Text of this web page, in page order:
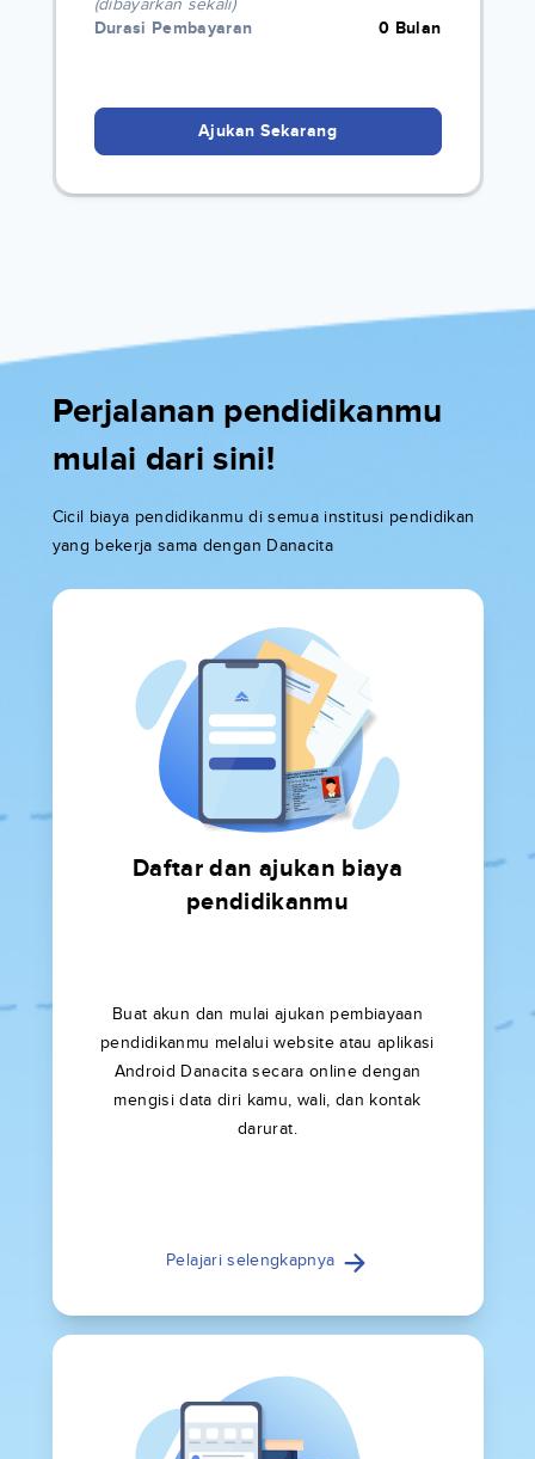
(dibayarkan sekali)
Durasi Pembayaran
0 Bulan
Ajukan Sekarang
Perjalanan pendidikanmu
mulai dari sini!
Cicil biaya pendidikanmu di semua institusi pendidikan
yang bekerja sama dengan Danacita
Daftar dan ajukan biaya
pendidikanmu
Buat akun dan mulai ajukan pembiayaan
pendidikanmu melalui website atau aplikasi
Android Danacita secara online dengan
mengisi data diri kamu, wali, dan kontak
darurat.
Pelajari selengkapnya